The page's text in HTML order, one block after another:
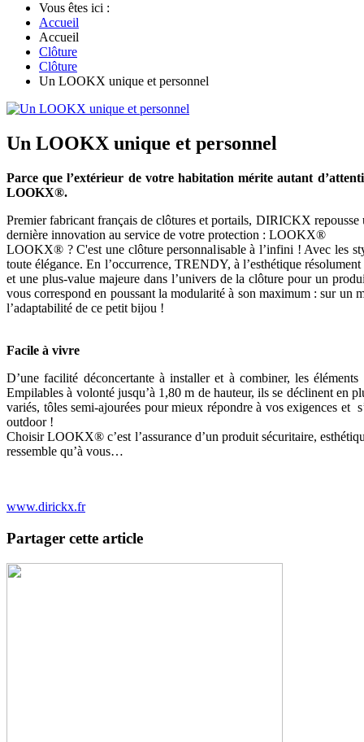
Vous êtes ici :
Accueil
Accueil
Clôture
Clôture
Un LOOKX unique et personnel
Un LOOKX unique et personnel
Parce que l’extérieur de votre habitation mérite autant
LOOKX®.
Premier fabricant français de clôtures et portails, DIRICKX repousse
dernière innovation au service de votre protection : LOOKX®
LOOKX® ? C'est une clôture personnalisable à l’infini ! Avec les
toute élégance. En l’occurrence, TRENDY, à l’esthétique
et une plus-value majeure dans l’univers de la clôture pour un
vous correspond en poussant la modularité à son maximum : sur un
l’adaptabilité de ce petit bijou !
Facile à vivre
D’une facilité déconcertante à installer et à combiner, les
Empilables à volonté jusqu’à 1,80 m de hauteur, ils se déclinent en
variés, tôles semi-ajourées pour mieux répondre à vos exigences
outdoor !
Choisir LOOKX® c’est l’assurance d’un produit sécuritaire,
ressemble qu’à vous…
www.dirickx.fr
Partager cette article